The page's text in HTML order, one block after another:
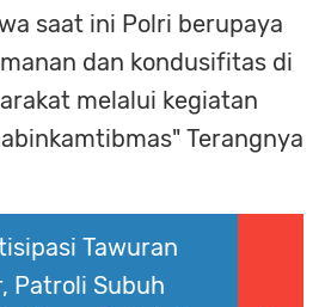
saat ini Polri berupaya
dan kondusifitas di
melalui kegiatan
Terangnya
Tawuran
Patroli Subuh